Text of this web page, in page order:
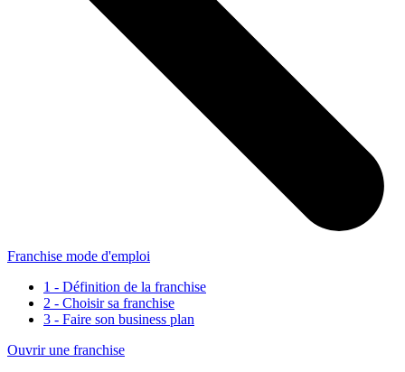
Franchise mode d'emploi
1 - Définition de la franchise
2 - Choisir sa franchise
3 - Faire son business plan
Ouvrir une franchise